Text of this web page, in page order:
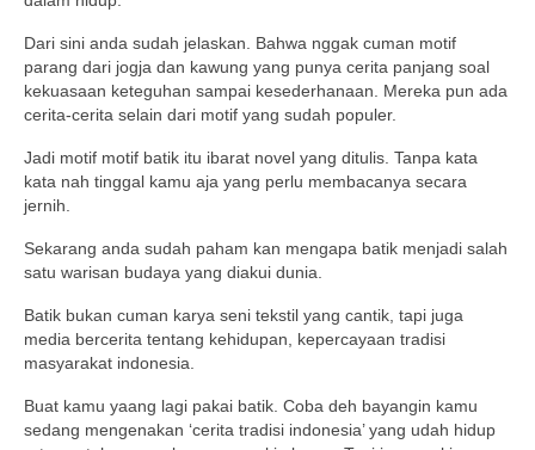
Dari sini anda sudah jelaskan. Bahwa nggak cuman motif
parang dari jogja dan kawung yang punya cerita panjang soal
kekuasaan keteguhan sampai kesederhanaan. Mereka pun ada
cerita-cerita selain dari motif yang sudah populer.
Jadi motif motif batik itu ibarat novel yang ditulis. Tanpa kata
kata nah tinggal kamu aja yang perlu membacanya secara
jernih.
Sekarang anda sudah paham kan mengapa batik menjadi salah
satu warisan budaya yang diakui dunia.
Batik bukan cuman karya seni tekstil yang cantik, tapi juga
media bercerita tentang kehidupan, kepercayaan tradisi
masyarakat indonesia.
Buat kamu yaang lagi pakai batik. Coba deh bayangin kamu
sedang mengenakan ‘cerita tradisi indonesia’ yang udah hidup